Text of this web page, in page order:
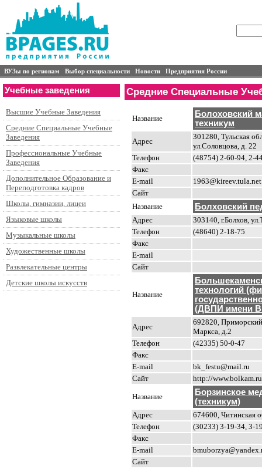
ВУЗы по регионам Выбор специальности Новости Предприятия России
Учебные заведения
Высшие Учебные Заведения
Средние Специальные Учебные
Заведения
Профессиональные Учебные
Заведения
Дополнительное Образование и
Переподготовка кадров
Школы, гимназии, лицеи
Языковые школы
Музыкальные школы
Художественные школы
Развлекательные центры
Детские школы искусств
Средние Специальные
Название
Болоховский
техникум
Адрес
301280, Тульская
ул.Соловцова, д. 22
Телефон
(48754) 2-60-94, 2-
Факс
E-mail
1963@kireev.tula.net
Сайт
Название
Болховский
Адрес
303140, г.Болхов,
Телефон
(48640) 2-18-75
Факс
E-mail
Сайт
Название
технологий
(ДВПИ имени
Адрес
692820,
Маркса, д.2
Телефон
(42335) 50-0-47
Факс
E-mail
bk_festu@mail.ru
Сайт
http://www.bolkam.ru
Название
Борзинское
(техникум)
Адрес
674600, Читинская
Телефон
(30233) 3-19-34, 3-
Факс
E-mail
Сайт